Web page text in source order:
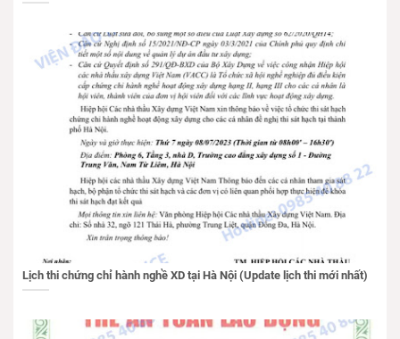
Lịch thi chứng chỉ hành nghề XD tại Hà Nội (Update lịch thi mới nhất)